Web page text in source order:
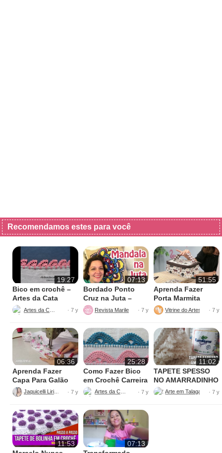
Recomendamos estes para você
19:27
Bico em crochê –
Artes da Cata
· 7 y
07:13
Bordado Ponto
Cruz na Juta –
Fácil de Fazer
Revista Marileny Ponto Cruz
· 7 y
51:55
Aprenda Fazer
Porta Marmita
Térmica
Vitrine do Artesanato
· 7 y
06:36
Aprenda Fazer
Capa Para Galão
de Água – 20 litros
Jaquicelli Liriane · 7 y
25:28
Como Fazer Bico
em Crochê Carreira
Única
Artes da Cata · 7 y
11:02
TAPETE SPESSO
NO AMARRADINHO
PERFEITO
· 7 y
11:53
07:13